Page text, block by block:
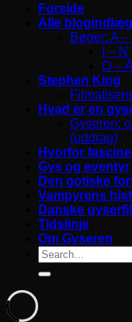
Forside
Alle blogindlæg
Bøger: A –
I – N
O – Å
Stephen King
Hvad er en
Gyseren:
(uddrag)
Hvorfor
Gys og eventyr
Den gotiske
Vampyrens
Danske
Tidslinje
Om Gyseren